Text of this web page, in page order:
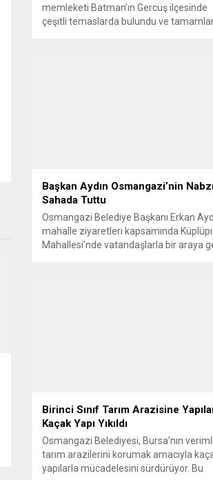
memleketi Batman’ın Gercüş ilçesinde
çeşitli temaslarda bulundu ve
Başkan Aydın Osmangazi’nin
Sahada Tuttu
Osmangazi Belediye Başkanı Erkan
mahalle ziyaretleri kapsamında
Mahallesi’nde vatandaşlarla bir araya
Birinci Sınıf Tarım Arazisine
Kaçak Yapı Yıkıldı
Osmangazi Belediyesi, Bursa’nın verimli
tarım arazilerini korumak amacıyla
yapılarla mücadelesini sürdürüyor. Bu